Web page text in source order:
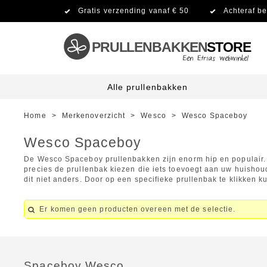
Gratis verzending vanaf € 50 Achteraf
PRULLENBAKKENSTORE
Alle prullenbakken
Home > Merkenoverzicht > Wesco > Wesco Spaceboy
Wesco Spaceboy
De Wesco Spaceboy prullenbakken zijn enorm hip en
precies de prullenbak kiezen die iets toevoegt aan uw
dit niet anders. Door op een specifieke prullenbak te klikken
Er komen geen producten overeen met de selectie.